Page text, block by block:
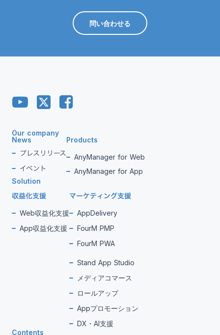
問い合わせる
Our company
News
プレスリリース
イベント
Products
AnyManager for Web
AnyManager for App
Solution
収益化支援
Web収益化支援
App収益化支援
マーケティング支援
AppDelivery
FourM PMP
FourM PWA
Stand App Studio
メディアコマース
ロールアップ
Appプロモーション
DX・AI支援
Contents